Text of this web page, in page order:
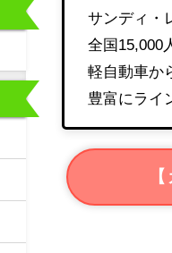
サンディ・
全国15,000
軽自動車か
豊富にライ